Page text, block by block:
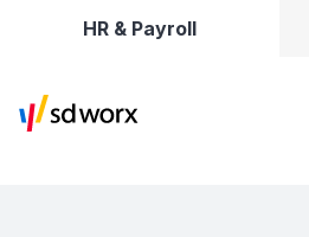
HR & Payroll